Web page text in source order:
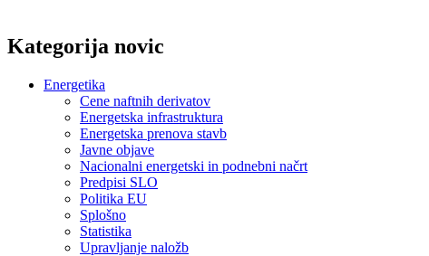
Kategorija novic
Energetika
Cene naftnih derivatov
Energetska infrastruktura
Energetska prenova stavb
Javne objave
Nacionalni energetski in podnebni načrt
Predpisi SLO
Politika EU
Splošno
Statistika
Upravljanje naložb